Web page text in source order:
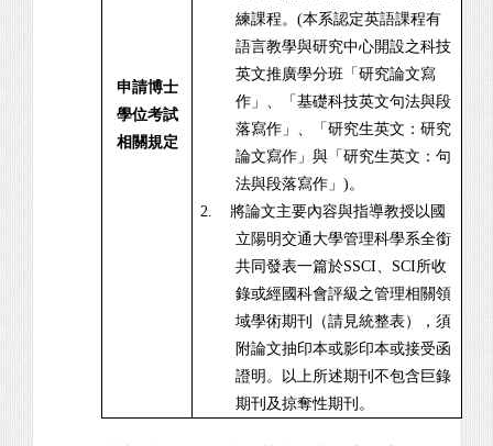
申請博士
學位考試
相關規定
練課程。(本系認定英語課程有
語言教學與研究中心開設之科技
英文推廣學分班「研究論文寫
作」、「基礎科技英文句法與段
落寫作」、「研究生英文：研究
論文寫作」與 「研究生英文：句
法與段落寫作 」)。
2.
將論文主要內容與指導教授以國
立陽明交通大學管理科學系全銜
共同發表一篇於SSCI、SCI所收
錄或經國科會評級之管理相關領
域學術期刊（請見統整表），須
附論文抽印本或影印本或接受函
證明。以上所述期刊不包含巨錄
期刊及掠奪性期刊。